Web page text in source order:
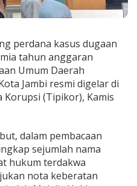
perdana kasus dugaan
tahun anggaran
Umum Daerah
Jambi resmi digelar di
Korupsi (Tipikor), Kamis
dalam pembacaan
sejumlah nama
hukum terdakwa
nota keberatan